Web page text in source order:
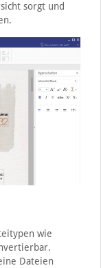
sorgt und
wie
Dateien